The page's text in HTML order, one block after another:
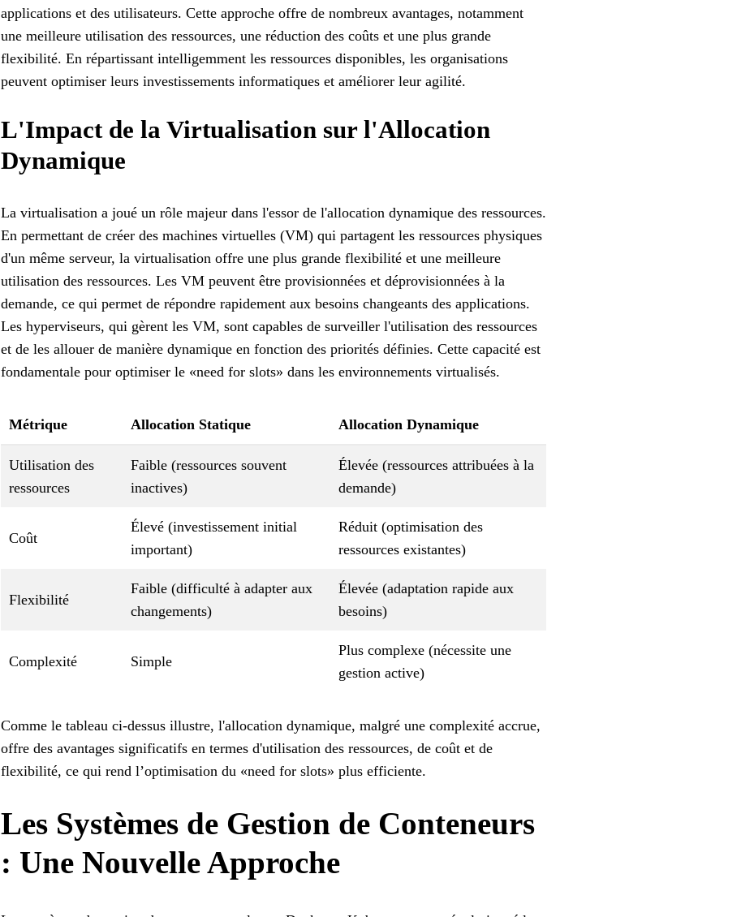
applications et des utilisateurs. Cette approche offre de nombreux avantages, notamment
une meilleure utilisation des ressources, une réduction des coûts et une plus grande
flexibilité. En répartissant intelligemment les ressources disponibles, les organisations
peuvent optimiser leurs investissements informatiques et améliorer leur agilité.
L'Impact de la Virtualisation sur l'Allocation
Dynamique
La virtualisation a joué un rôle majeur dans l'essor de l'allocation dynamique des ressources.
En permettant de créer des machines virtuelles (VM) qui partagent les ressources physiques
d'un même serveur, la virtualisation offre une plus grande flexibilité et une meilleure
utilisation des ressources. Les VM peuvent être provisionnées et déprovisionnées à la
demande, ce qui permet de répondre rapidement aux besoins changeants des applications.
Les hyperviseurs, qui gèrent les VM, sont capables de surveiller l'utilisation des ressources
et de les allouer de manière dynamique en fonction des priorités définies. Cette capacité est
fondamentale pour optimiser le «need for slots» dans les environnements virtualisés.
Métrique Allocation Statique Allocation Dynamique
Utilisation des
ressources
Faible (ressources souvent
inactives)
Élevée (ressources attribuées à la
demande)
Coût
Élevé (investissement initial
important)
Réduit (optimisation des
ressources existantes)
Flexibilité
Faible (difficulté à adapter aux
changements)
Élevée (adaptation rapide aux
besoins)
Complexité Simple
Plus complexe (nécessite une
gestion active)
Comme le tableau ci-dessus illustre, l'allocation dynamique, malgré une complexité accrue,
offre des avantages significatifs en termes d'utilisation des ressources, de coût et de
flexibilité, ce qui rend l’optimisation du «need for slots» plus efficiente.
Les Systèmes de Gestion de Conteneurs
: Une Nouvelle Approche